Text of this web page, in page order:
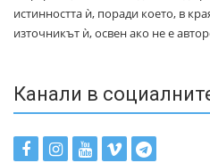
истинността ѝ, поради което, в
източникът ѝ, освен ако не е
Канали в